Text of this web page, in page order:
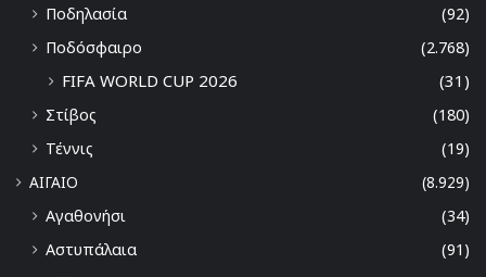
Ποδηλασία
(92)
Ποδόσφαιρο
(2.768)
FIFA WORLD CUP 2026 (31)
Στίβος
(180)
Τέννις
(19)
ΑΙΓΑΙΟ
(8.929)
Αγαθονήσι
(34)
Αστυπάλαια
(91)